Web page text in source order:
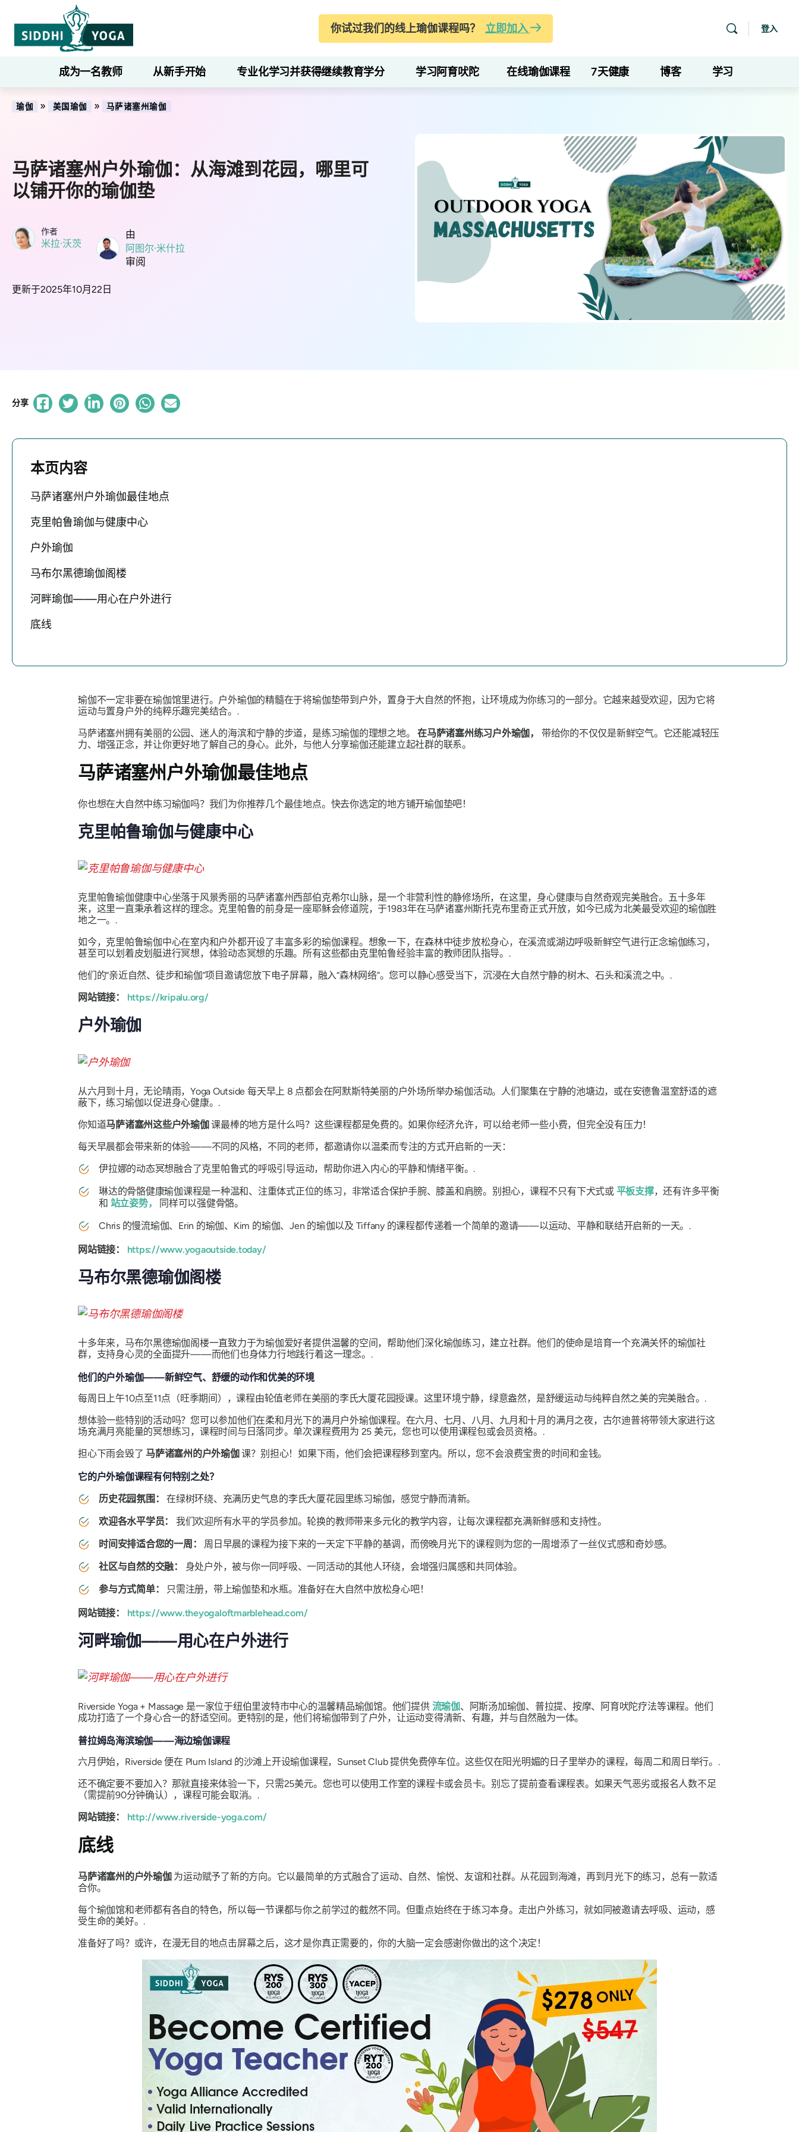
你试过我们的线上瑜伽课程吗？ 立即加入 登入
成为一名教师 从新手开始 专业化学习并获得继续教育学分 学习阿育吠陀 在线瑜伽课程 7天健康 博客 学习
瑜伽 » 美国瑜伽 » 马萨诸塞州瑜伽
马萨诸塞州户外瑜伽：从海滩到花园，哪里可
以铺开你的瑜伽垫
作者
米拉·沃茨
由
阿图尔·米什拉
审阅
更新于2025年10月22日
分享
本页内容
马萨诸塞州户外瑜伽最佳地点
克里帕鲁瑜伽与健康中心
户外瑜伽
马布尔黑德瑜伽阁楼
河畔瑜伽——用心在户外进行
底线
瑜伽不一定非要在瑜伽馆里进行。户外瑜伽的精髓在于将瑜伽垫带到户外，置身于大自然的怀抱，让环境成为你练习的一部分。它越来越受欢迎，因为它将
运动与置身户外的纯粹乐趣完美结合。.
马萨诸塞州拥有美丽的公园、迷人的海滨和宁静的步道，是练习瑜伽的理想之地。在马萨诸塞州练习户外瑜伽，
带给你的不仅仅是新鲜空气。它还能减轻压
力、增强正念，并让你更好地了解自己的身心。此外，与他人分享瑜伽还能建立起社群的联系。
马萨诸塞州户外瑜伽最佳地点
你也想在大自然中练习瑜伽吗？我们为你推荐几个最佳地点。快去你选定的地方铺开瑜伽垫吧！
克里帕鲁瑜伽与健康中心
克里帕鲁瑜伽健康中心坐落于风景秀丽的马萨诸塞州西部伯克希尔山脉，是一个非营利性的静修场所，在这里，身心健康与自然奇观完美融合。五十多年
来，这里一直秉承着这样的理念。克里帕鲁的前身是一座耶稣会修道院，于1983年在马萨诸塞州斯托克布里奇正式开放，如今已成为北美最受欢迎的瑜伽胜
地之一。.
如今，克里帕鲁瑜伽中心在室内和户外都开设了丰富多彩的瑜伽课程。想象一下，在森林中徒步放松身心，在溪流或湖边呼吸新鲜空气进行正念瑜伽练习，
甚至可以划着皮划艇进行冥想，体验动态冥想的乐趣。所有这些都由克里帕鲁经验丰富的教师团队指导。.
他们的“亲近自然、徒步和瑜伽”项目邀请您放下电子屏幕，融入“森林网络”。您可以静心感受当下，沉浸在大自然宁静的树木、石头和溪流之中。.
网站链接：
https://kripalu.org/
户外瑜伽
从六月到十月，无论晴雨，Yoga Outside 每天早上 8 点都会在阿默斯特美丽的户外场所举办瑜伽活动。人们聚集在宁静的池塘边，或在安德鲁温室舒适的遮
蔽下，练习瑜伽以促进身心健康。.
你知道马萨诸塞州这些户外瑜伽课最棒的地方是什么吗？这些课程都是免费的。如果你经济允许，可以给老师一些小费，但完全没有压力！
每天早晨都会带来新的体验——不同的风格，不同的老师，都邀请你以温柔而专注的方式开启新的一天：
伊拉娜的动态冥想融合了克里帕鲁式的呼吸引导运动，帮助你进入内心的平静和情绪平衡。.
琳达的骨骼健康瑜伽课程是一种温和、注重体式正位的练习，非常适合保护手腕、膝盖和肩膀。别担心，课程不只有下犬式或 平板支撑，还有许多平衡
和 站立姿势，
同样可以强健骨骼。
Chris 的慢流瑜伽、Erin 的瑜伽、Kim 的瑜伽、Jen 的瑜伽以及 Tiffany 的课程都传递着一个简单的邀请——以运动、平静和联结开启新的一天。.
网站链接： https://www.yogaoutside.today/
马布尔黑德瑜伽阁楼
十多年来，马布尔黑德瑜伽阁楼一直致力于为瑜伽爱好者提供温馨的空间，帮助他们深化瑜伽练习，建立社群。他们的使命是培育一个充满关怀的瑜伽社
群，支持身心灵的全面提升——而他们也身体力行地践行着这一理念。.
他们的户外瑜伽——新鲜空气、舒缓的动作和优美的环境
每周日上午10点至11点（旺季期间），课程由轮值老师在美丽的李氏大厦花园授课。这里环境宁静，绿意盎然，是舒缓运动与纯粹自然之美的完美融合。.
想体验一些特别的活动吗？您可以参加他们在柔和月光下的满月户外瑜伽课程。在六月、七月、八月、九月和十月的满月之夜，古尔迪普将带领大家进行这
场充满月亮能量的冥想练习，课程时间与日落同步。单次课程费用为 25 美元，您也可以使用课程包或会员资格。.
担心下雨会毁了 马萨诸塞州的户外瑜伽课？别担心！如果下雨，他们会把课程移到室内。所以，您不会浪费宝贵的时间和金钱。
它的户外瑜伽课程有何特别之处？
历史花园氛围：
在绿树环绕、充满历史气息的李氏大厦花园里练习瑜伽，感觉宁静而清新。
欢迎各水平学员：
我们欢迎所有水平的学员参加。轮换的教师带来多元化的教学内容，让每次课程都充满新鲜感和支持性。
时间安排适合您的一周：
周日早晨的课程为接下来的一天定下平静的基调，而傍晚月光下的课程则为您的一周增添了一丝仪式感和奇妙感。
社区与自然的交融：
身处户外，被与你一同呼吸、一同活动的其他人环绕，会增强归属感和共同体验。
参与方式简单：
只需注册，带上瑜伽垫和水瓶。准备好在大自然中放松身心吧！
网站链接： https://www.theyogaloftmarblehead.com/
河畔瑜伽——用心在户外进行
Riverside Yoga + Massage 是一家位于纽伯里波特市中心的温馨精品瑜伽馆。他们提供 流瑜伽、阿斯汤加瑜伽、普拉提、按摩、阿育吠陀疗法等课程。他们
成功打造了一个身心合一的舒适空间。更特别的是，他们将瑜伽带到了户外，让运动变得清新、有趣，并与自然融为一体。
普拉姆岛海滨瑜伽——海边瑜伽课程
六月伊始，Riverside 便在 Plum Island 的沙滩上开设瑜伽课程，Sunset Club 提供免费停车位。这些仅在阳光明媚的日子里举办的课程，每周二和周日举行。.
还不确定要不要加入？那就直接来体验一下，只需25美元。您也可以使用工作室的课程卡或会员卡。别忘了提前查看课程表。如果天气恶劣或报名人数不足
（需提前90分钟确认），课程可能会取消。.
网站链接：
http://www.riverside-yoga.com/
底线
马萨诸塞州的户外瑜伽 为运动赋予了新的方向。它以最简单的方式融合了运动、自然、愉悦、友谊和社群。从花园到海滩，再到月光下的练习，总有一款适
合你。
每个瑜伽馆和老师都有各自的特色，所以每一节课都与你之前学过的截然不同。但重点始终在于练习本身。走出户外练习，就如同被邀请去呼吸、运动，感
受生命的美好。.
准备好了吗？或许，在漫无目的地点击屏幕之后，这才是你真正需要的，你的大脑一定会感谢你做出的这个决定！